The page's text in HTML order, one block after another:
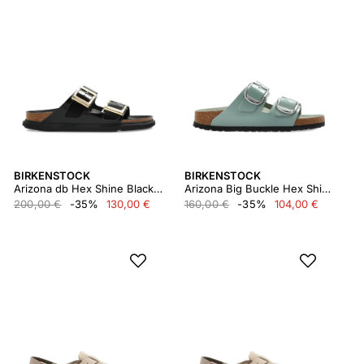
BIRKENSTOCK
Arizona db Hex Shine Black, Natural Leather
200,00 €
-35% 130,00 €
BIRKENSTOCK
Arizona Big Buckle Hex Shine Pure Sage,natural Lea
160,00 €
-35% 104,00 €